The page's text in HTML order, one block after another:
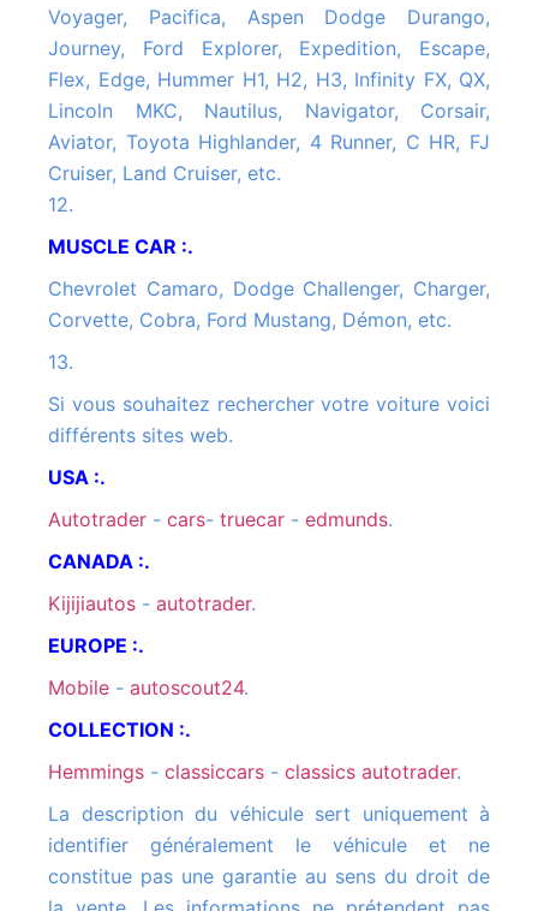
Voyager, Pacifica, Aspen Dodge Durango,
Journey, Ford Explorer, Expedition, Escape,
Flex, Edge, Hummer H1, H2, H3, Infinity FX, QX,
Lincoln MKC, Nautilus, Navigator, Corsair,
Aviator, Toyota Highlander, 4 Runner, C HR, FJ
Cruiser, Land Cruiser, etc.
12.
MUSCLE CAR :.
Chevrolet Camaro, Dodge Challenger, Charger,
Corvette, Cobra, Ford Mustang, Démon, etc.
13.
Si vous souhaitez rechercher votre voiture voici
différents sites web.
USA :.
autotrader - cars- truecar - edmunds.
CANADA :.
kijijiautos - autotrader.
EUROPE :.
mobile - autoscout24.
COLLECTION :.
hemmings - classiccars - classics autotrader.
La description du véhicule sert uniquement à
identifier généralement le véhicule et ne
constitue pas une garantie au sens du droit de